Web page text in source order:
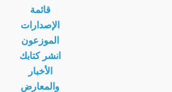
قائمة
الإصدارات
الموزعون
انشر كتابك
الأخبار
والمعارض